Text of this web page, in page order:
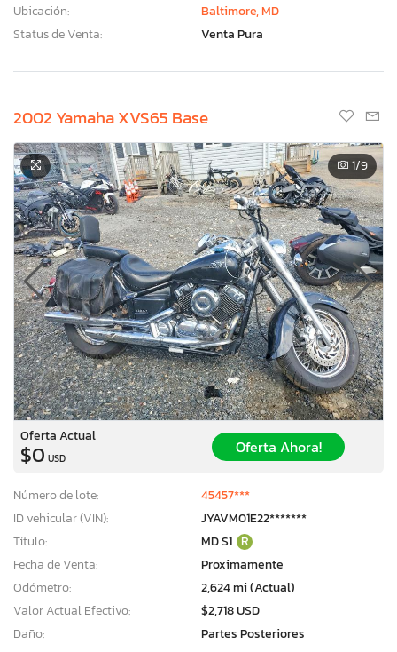
Ubicación:
Baltimore, MD
Status de Venta:
Venta Pura
2002 Yamaha XVS65 Base
1/9
Oferta Actual
$0 USD
Oferta Ahora!
Número de lote:
45457***
ID vehicular (VIN):
JYAVM01E22*******
Título:
MD S1 R
Fecha de Venta:
Proximamente
Odómetro:
2,624 mi (Actual)
Valor Actual Efectivo:
$2,718 USD
Daño:
Partes Posteriores